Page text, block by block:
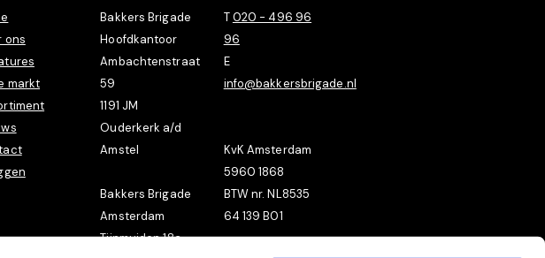
ons
markt
Bakkers Brigade
Hoofdkantoor
Ambachtenstraat
59
1191 JM
Ouderkerk a/d
Amstel
Bakkers Brigade
Amsterdam
Tijnmuiden 18a
T020 - 496 96
96
E
info@bakkersbrigade.nl
KvK Amsterdam
5960 1868
BTW nr. NL8535
64 139 B01